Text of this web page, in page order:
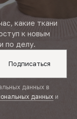
какие ткани
к новым
по делу.
Подписаться
данных в
данных и